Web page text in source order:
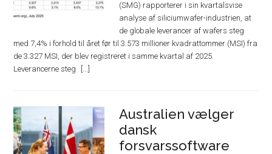
(SMG) rapporterer i sin kvartalsvise
analyse af siliciumwafer-industrien, at
de globale leverancer af wafers steg
med 7,4% i forhold til året før til 3.573 millioner kvadrattommer (MSI) fra
de 3.327 MSI, der blev registreret i samme kvartal af 2025.
Leverancerne steg
Australien vælger
dansk
forsvarssoftware